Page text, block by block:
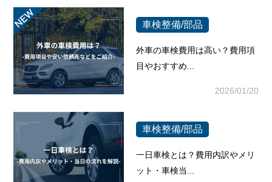
車検整備/部品
外車の車検費用は高い？費用項
目やおすすめ...
2026/01/20
車検整備/部品
一日車検とは？費用内訳やメリ
ット・車検当...